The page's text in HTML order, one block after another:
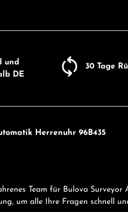
und
DE
30 Tage
Herrenuhr 96B435
Team für Bulova
um alle Ihre Fragen schnell